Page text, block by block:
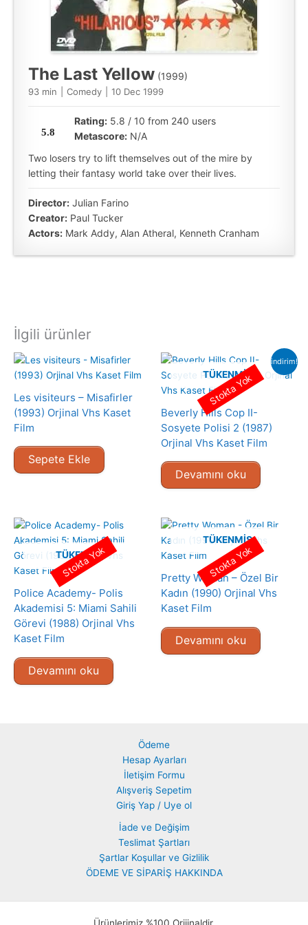
The Last Yellow (1999)
93 min Comedy 10 Dec 1999
5.8
Rating: 5.8 / 10 from 240 users
Metascore: N/A
Two losers try to lift themselves out of the mire by
letting their fantasy world take over their lives.
Director: Julian Farino
Creator: Paul Tucker
Actors: Mark Addy, Alan Atheral, Kenneth Cranham
İlgili ürünler
Les visiteurs – Misafirler
(1993) Orjinal Vhs Kaset
Film
Sepete Ekle
indirim!
TÜKENMIŞ
Beverly Hills Cop II-
Sosyete Polisi 2 (1987)
Orjinal Vhs Kaset Film
Devamını oku
Stokta Yok
TÜKENMIŞ
Police Academy- Polis
Akademisi 5: Miami Sahili
Görevi (1988) Orjinal Vhs
Kaset Film
Devamını oku
Stokta Yok
TÜKENMIŞ
Pretty Woman – Özel Bir
Kadın (1990) Orjinal Vhs
Kaset Film
Devamını oku
Stokta Yok
Ödeme
Hesap Ayarları
İletişim Formu
Alışveriş Sepetim
Giriş Yap / Uye ol
İade ve Değişim
Teslimat Şartları
Şartlar Koşullar ve Gizlilik
ÖDEME VE SİPARİŞ HAKKINDA
Ürünlerimiz %100 Orijinaldir.